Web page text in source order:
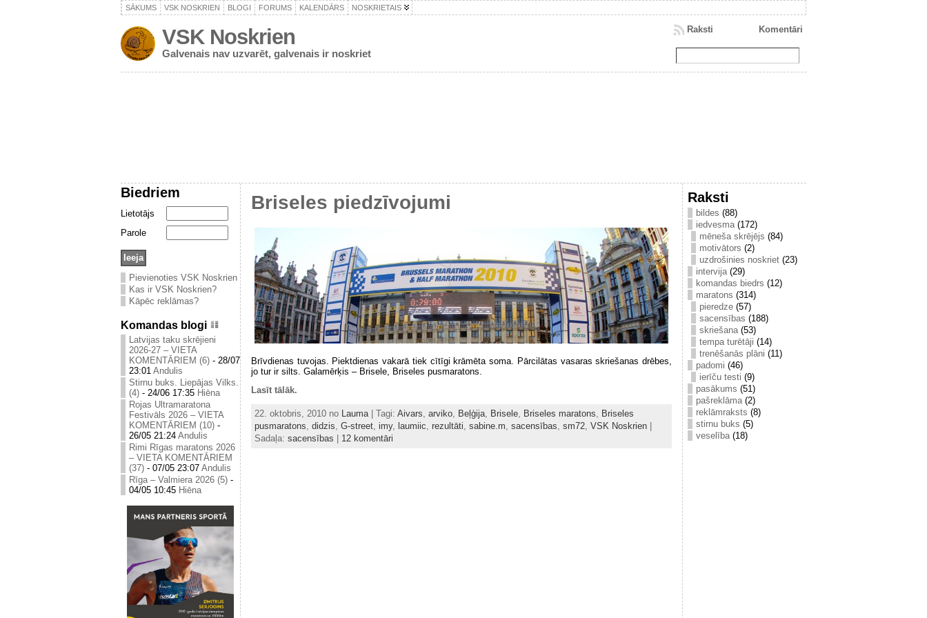
SĀKUMS VSK NOSKRIEN BLOGI FORUMS KALENDĀRS NOSKRIETAIS
VSK Noskrien
Galvenais nav uzvarēt, galvenais ir noskriet
Komentāri
Raksti
Biedriem
Lietotājs
Parole
Pievienoties VSK Noskrien
Kas ir VSK Noskrien?
Kāpēc reklāmas?
Komandas blogi
Latvijas taku skrējieni
2026-27 – VIETA
KOMENTĀRIEM (6) - 28/07
23:01 Andulis
Stirnu buks. Liepājas Vilks.
(4) - 24/06 17:35 Hiēna
Rojas Ultramaratona
Festivāls 2026 – VIETA
KOMENTĀRIEM (10) -
26/05 21:24 Andulis
Rimi Rīgas maratons 2026
– VIETA KOMENTĀRIEM
(37) - 07/05 23:07 Andulis
Rīga – Valmiera 2026 (5) -
04/05 10:45 Hiēna
Briseles piedzīvojumi
Brīvdienas tuvojas. Piektdienas vakarā tiek cītīgi krāmēta soma. Pārcilātas vasaras skriešanas drēbes,
jo tur ir silts. Galamērķis – Brisele, Briseles pusmaratons.
Lasīt tālāk.
22. oktobris, 2010 no Lauma| Tagi: Aivars, arviko, Beļģija, Brisele, Briseles maratons, Briseles
pusmaratons, didzis, G-street, imy, laumiic, rezultāti, sabine.m, sacensības, sm72, VSK Noskrien
Sadaļa: sacensības 12 komentāri
Raksti
bildes (88)
iedvesma(172)
mēneša skrējējs (84)
motivātors (2)
uzdrošinies noskriet (23)
intervija(29)
komandas biedrs (12)
maratons (314)
pieredze (57)
sacensības (188)
skriešana(53)
tempa turētāji (14)
trenēšanās plāni (11)
padomi (46)
ierīču testi (9)
pasākums (51)
pašreklāma(2)
reklāmraksts (8)
stirnu buks (5)
veselība(18)